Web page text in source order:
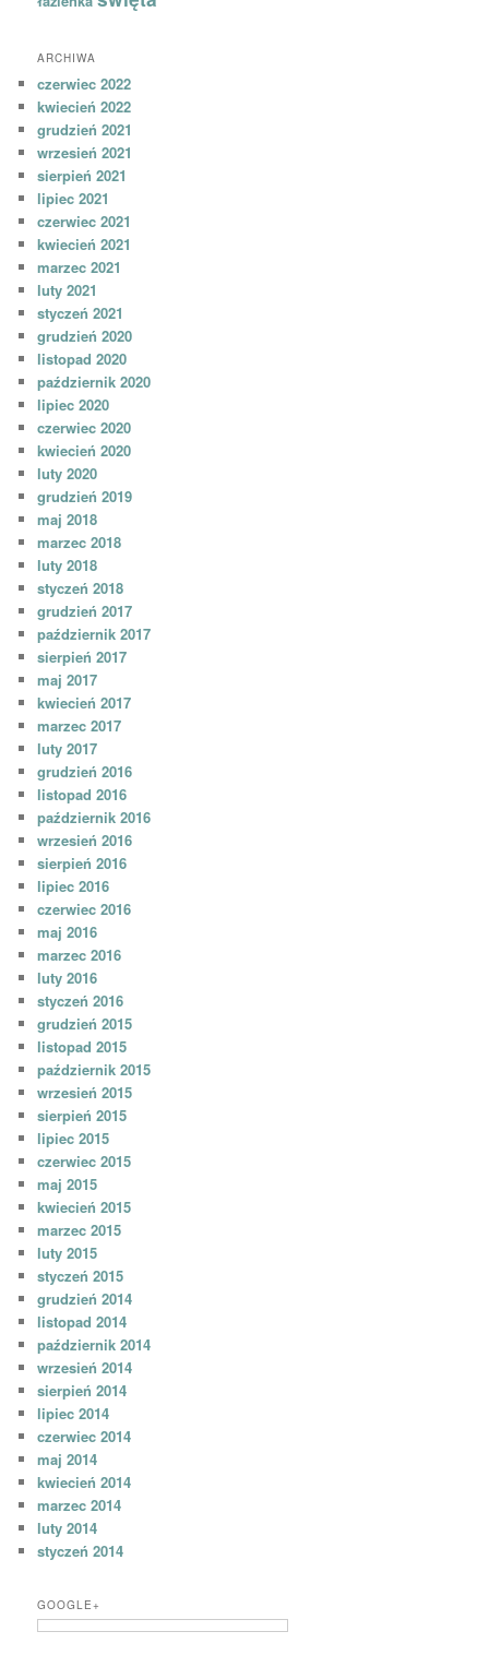
ARCHIWA
czerwiec 2022
kwiecień 2022
grudzień 2021
wrzesień 2021
sierpień 2021
lipiec 2021
czerwiec 2021
kwiecień 2021
marzec 2021
luty 2021
styczeń 2021
grudzień 2020
listopad 2020
październik 2020
lipiec 2020
czerwiec 2020
kwiecień 2020
luty 2020
grudzień 2019
maj 2018
marzec 2018
luty 2018
styczeń 2018
grudzień 2017
październik 2017
sierpień 2017
maj 2017
kwiecień 2017
marzec 2017
luty 2017
grudzień 2016
listopad 2016
październik 2016
wrzesień 2016
sierpień 2016
lipiec 2016
czerwiec 2016
maj 2016
marzec 2016
luty 2016
styczeń 2016
grudzień 2015
listopad 2015
październik 2015
wrzesień 2015
sierpień 2015
lipiec 2015
czerwiec 2015
maj 2015
kwiecień 2015
marzec 2015
luty 2015
styczeń 2015
grudzień 2014
listopad 2014
październik 2014
wrzesień 2014
sierpień 2014
lipiec 2014
czerwiec 2014
maj 2014
kwiecień 2014
marzec 2014
luty 2014
styczeń 2014
GOOGLE+